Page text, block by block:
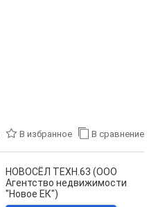
В избранное В сравнение
НОВОСЁЛ ТЕХН.63 (ООО
Агентство недвижимости
"Новое ЕК")